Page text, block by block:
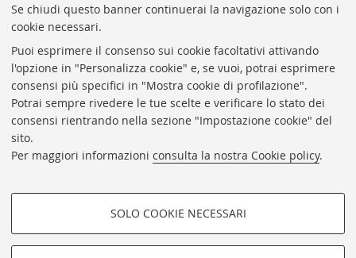
Se chiudi questo banner continuerai la navigazione solo con i
cookie necessari.
Puoi esprimere il consenso sui cookie facoltativi attivando
l'opzione in "Personalizza cookie" e, se vuoi, potrai esprimere
consensi più specifici in "Mostra cookie di profilazione".
Potrai sempre rivedere le tue scelte e verificare lo stato dei
consensi rientrando nella sezione "Impostazione cookie" del
sito.
Per maggiori informazioni consulta la nostra Cookie policy.
COOKIE DI PROFILAZIONE -
FACOLTATIVI
SOLO COOKIE NECESSARI
Via Zamboni, 33/35 - 40126 Bologna (BO)
Tel. +39 051 2088306 - Fax +39 051 2088385
bub.info@unibo.it
bub.biblioteca@pec.unibo.it
Dove siamo
Orario dei servizi
Helpdesk
Rubrica di Ateneo
Privacy e note legali